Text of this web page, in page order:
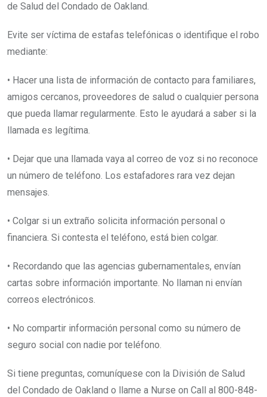
de Salud del Condado de Oakland.
Evite ser víctima de estafas telefónicas o identifique el robo
mediante:
• Hacer una lista de información de contacto para familiares,
amigos cercanos, proveedores de salud o cualquier persona
que pueda llamar regularmente. Esto le ayudará a saber si la
llamada es legítima.
• Dejar que una llamada vaya al correo de voz si no reconoce
un número de teléfono. Los estafadores rara vez dejan
mensajes.
• Colgar si un extraño solicita información personal o
financiera. Si contesta el teléfono, está bien colgar.
• Recordando que las agencias gubernamentales, envían
cartas sobre información importante. No llaman ni envían
correos electrónicos.
• No compartir información personal como su número de
seguro social con nadie por teléfono.
Si tiene preguntas, comuníquese con la División de Salud
del Condado de Oakland o llame a Nurse on Call al 800-848-